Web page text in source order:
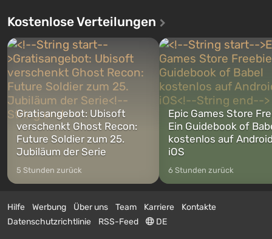
Kostenlose Verteilungen
Gratisangebot: Ubisoft
verschenkt Ghost Recon:
Future Soldier zum 25.
Jubiläum der Serie
5 Stunden zurück
Epic Games Store
Ein Guidebook of
kostenlos auf
iOS
6 Stunden zurück
Hilfe Werbung Über uns Team Karriere
Kontakte
Datenschutzrichtlinie
RSS-Feed DE